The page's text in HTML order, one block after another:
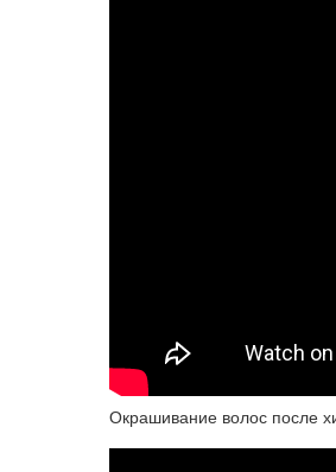
Окрашивание волос после